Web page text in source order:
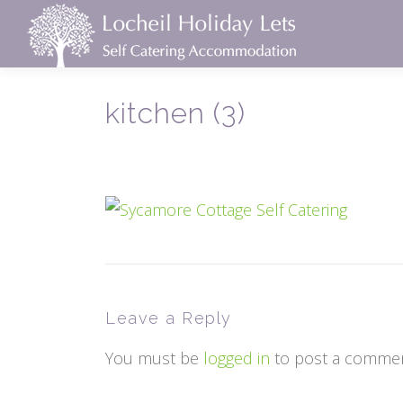
content
kitchen (3)
Leave a Reply
You must be logged in to post a